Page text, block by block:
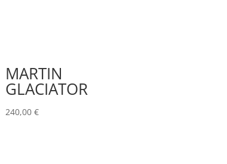
MARTIN
GLACIATOR
240,00 €